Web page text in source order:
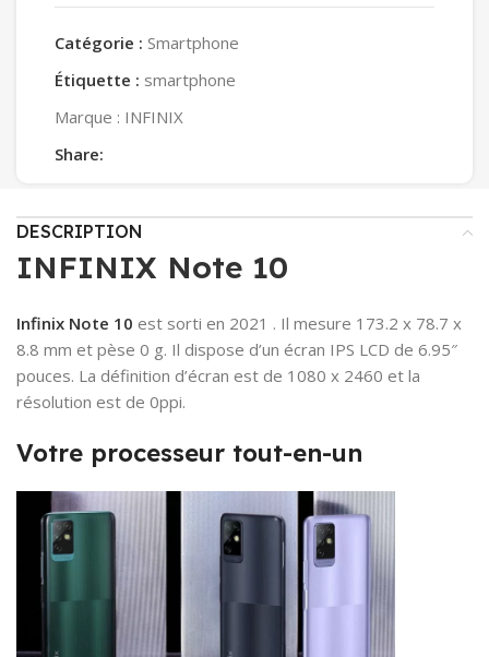
Catégorie : Smartphone
Étiquette : smartphone
Marque : INFINIX
Share:
DESCRIPTION
INFINIX Note 10
Infinix Note 10 est sorti en 2021 . Il mesure 173.2 x 78.7 x
8.8 mm et pèse 0 g. Il dispose d’un écran IPS LCD de 6.95″
pouces. La définition d’écran est de 1080 x 2460 et la
résolution est de 0ppi.
Votre processeur tout-en-un